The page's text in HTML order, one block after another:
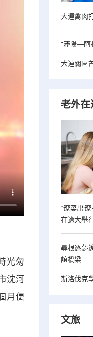
光匆
沈河
月便
大連禽肉
“瀋陽—阿
大連關區
老外在
“遼菜出
在遼大舉
尋根逐夢
誼橋梁
斯洛伐克
文旅